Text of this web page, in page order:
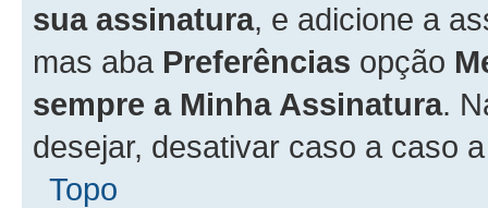
sua assinatura, e adicione a
mas aba Preferências opção
sempre a Minha Assinatura.
desejar, desativar caso a caso
Topo